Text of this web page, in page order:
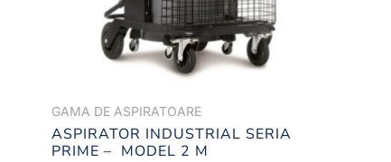
GAMA DE ASPIRATOARE
ASPIRATOR INDUSTRIAL SERIA
PRIME – MODEL 2 M